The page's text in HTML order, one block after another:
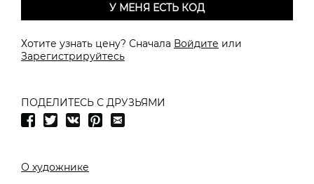
У МЕНЯ ЕСТЬ КОД
Хотите узнать цену? Сначала Войдите или
Зарегистрируйтесь
ПОДЕЛИТЕСЬ С ДРУЗЬЯМИ
О художнике